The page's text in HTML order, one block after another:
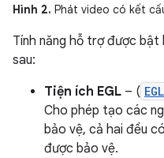
Hình 2. Phát video có kết
Tính năng hỗ trợ được bật
sau:
Tiện ích EGL – (
Cho phép tạo các
bảo vệ, cả hai đều
được bảo vệ.